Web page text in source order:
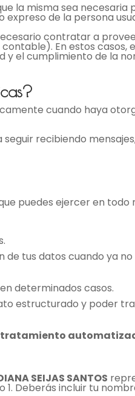
la misma sea necesaria
de la persona
contratar a
En estos
y el cumplimiento de la
cuando haya
recibiendo
puedes ejercer en todo
de tus datos cuando ya
determinados casos.
estructurado y poder
tratamiento
SEIJAS SANTOS
Deberás incluir tu